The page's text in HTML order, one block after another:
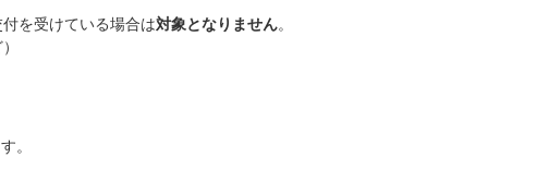
を受けている場合は対象となりません。
。